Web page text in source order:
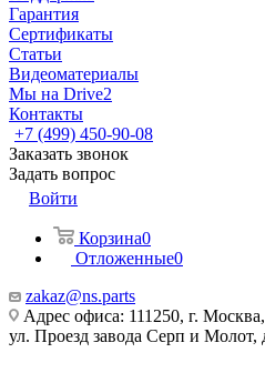
Гарантия
Сертификаты
Статьи
Видеоматериалы
Мы на Drive2
Контакты
+7 (499) 450-90-08
Заказать звонок
Задать вопрос
Войти
Корзина0
Отложенные0
zakaz@ns.parts
Адрес офиса: 111250, г.
ул. Проезд завода Серп и Молот,